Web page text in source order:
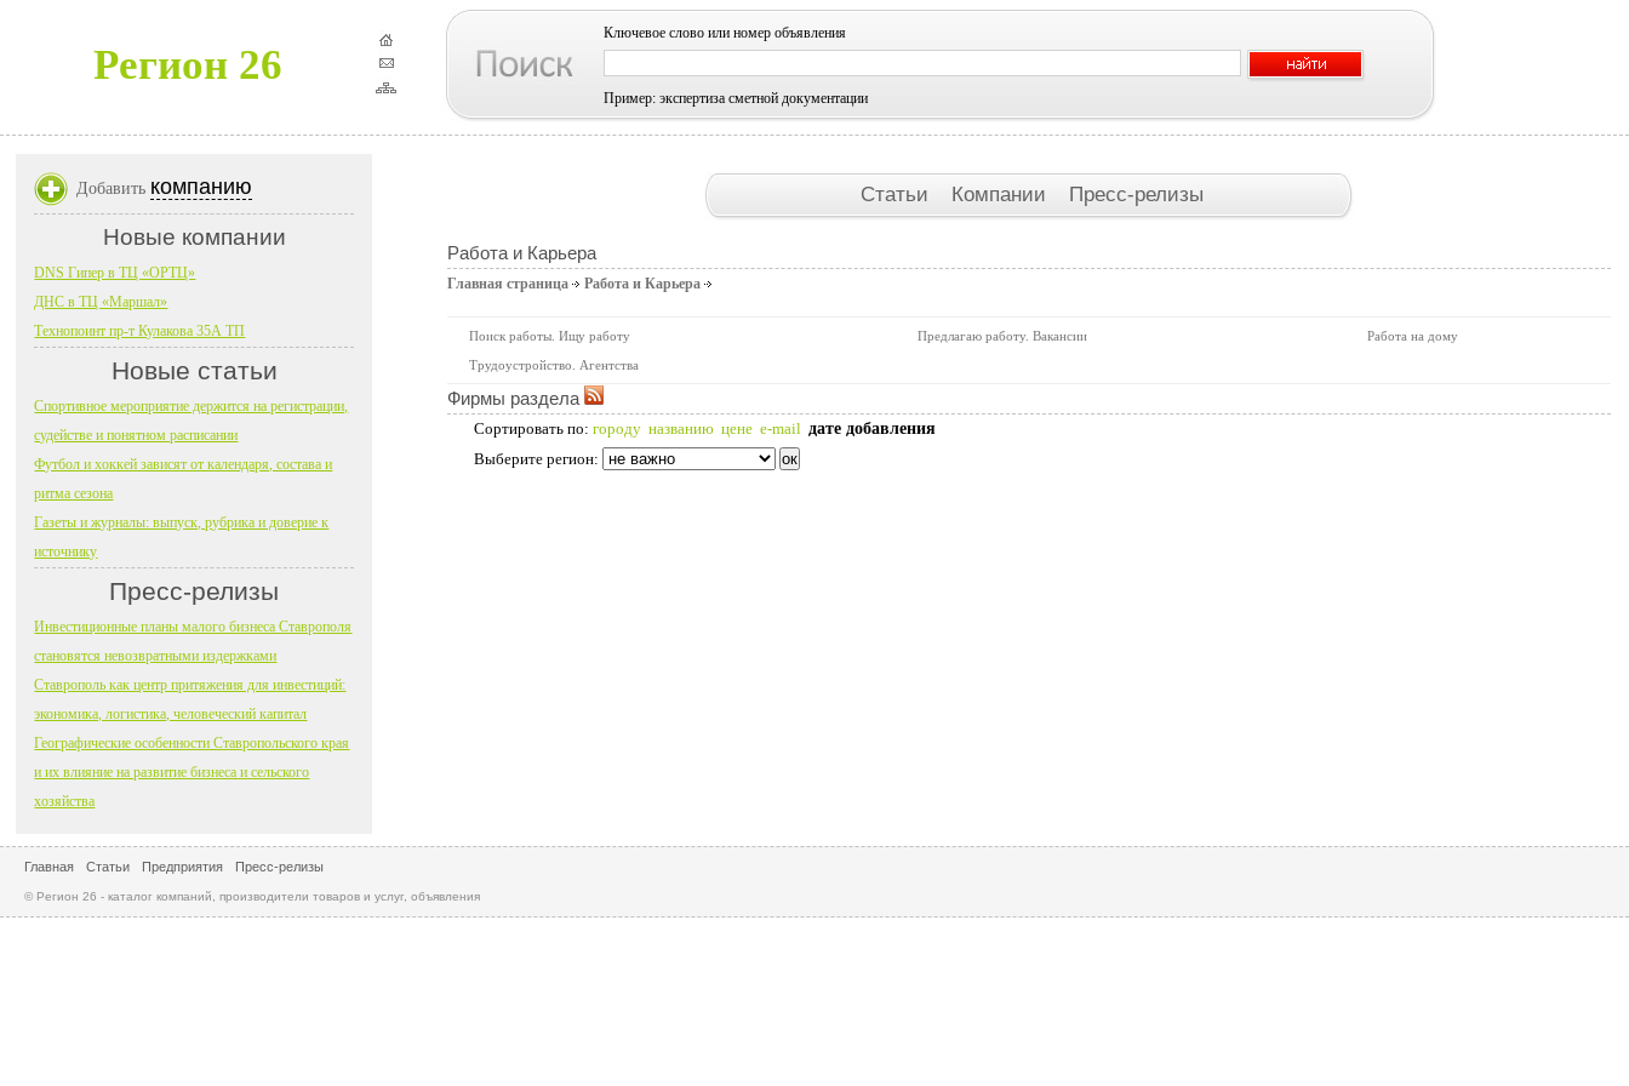
Регион 26
Ключевое слово или номер объявления
Пример: экспертиза сметной документации
Статьи Компании Пресс-релизы
Работа и Карьера
Главная страница Работа и Карьера
Поиск работы. Ищу работу Предлагаю работу. Вакансии
Работа на дому
Трудоустройство. Агентства
Фирмы раздела
Сортировать по: городу названию цене e-mail дате добавления
Выберите регион:
Добавить компанию
Новые компании
DNS Гипер в ТЦ «ОРТЦ»
ДНС в ТЦ «Маршал»
Технопоинт пр-т Кулакова 35А ТП
Новые статьи
Спортивное мероприятие держится на регистрации,
судействе и понятном расписании
Футбол и хоккей зависят от календаря, состава и
ритма сезона
Газеты и журналы: выпуск, рубрика и доверие к
источнику
Пресс-релизы
Инвестиционные планы малого бизнеса Ставрополя
становятся невозвратными издержками
Ставрополь как центр притяжения для инвестиций:
экономика, логистика, человеческий капитал
Географические особенности Ставропольского края
и их влияние на развитие бизнеса и сельского
хозяйства
Главная Статьи Предприятия Пресс-релизы
© Регион 26 - каталог компаний, производители товаров и услуг, объявления